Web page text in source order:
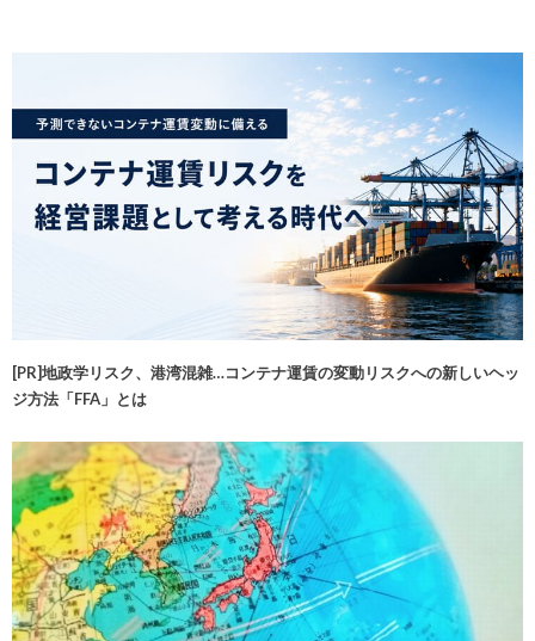
[PR]地政学リスク、港湾混雑…コンテナ運賃の変動リスクへの新しいヘッ
ジ方法「FFA」とは